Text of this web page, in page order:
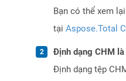
Bạn có thể xem
tại Aspose.Total
Định dạng CHM là
Định dạng tệp